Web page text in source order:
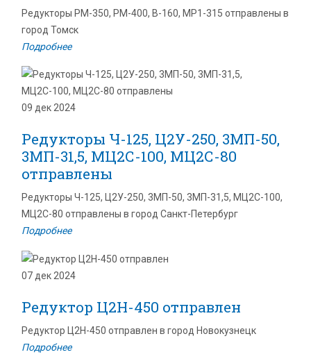
Редукторы РМ-350, РМ-400, В-160, МР1-315 отправлены в
город Томск
Подробнее
09 дек 2024
Редукторы Ч-125, Ц2У-250, 3МП-50,
3МП-31,5, МЦ2С-100, МЦ2С-80
отправлены
Редукторы Ч-125, Ц2У-250, 3МП-50, 3МП-31,5, МЦ2С-100,
МЦ2С-80 отправлены в город Санкт-Петербург
Подробнее
07 дек 2024
Редуктор Ц2Н-450 отправлен
Редуктор Ц2Н-450 отправлен в город Новокузнецк
Подробнее